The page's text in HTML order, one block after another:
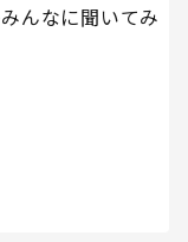
んなに聞いてみ